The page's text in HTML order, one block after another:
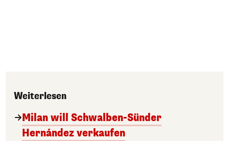
Weiterlesen
Milan will Schwalben-Sünder
Hernández verkaufen